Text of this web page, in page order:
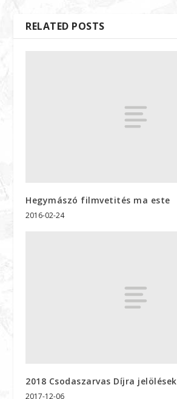
RELATED POSTS
Hegymászó filmvetités ma este
2016-02-24
2018 Csodaszarvas Díjra jelölések
2017-12-06